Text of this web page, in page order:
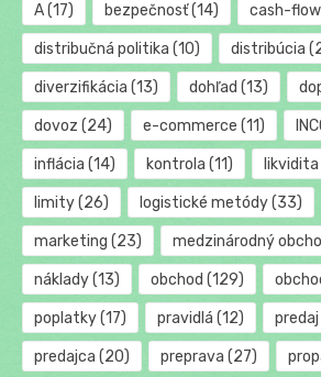
A(17) bezpečnosť(14) cash-flow
distribučná politika (10) distribúcia
diverzifikácia (13) dohľad (13)
dovoz (24) e-commerce (11)
inflácia (14) kontrola (11) likvidita
limity(26) logistické metódy(33)
marketing (23) medzinárodný
náklady(13) obchod (129)
poplatky(17) pravidlá (12) predaj
predajca (20) preprava (27)